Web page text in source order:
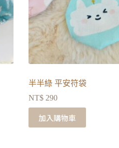
半半綠 平安符袋
NT$ 290
加入購物車